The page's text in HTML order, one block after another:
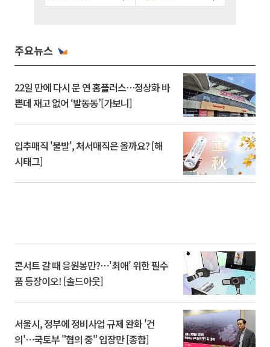
주요뉴스
22일 만에 다시 문 연 홈플러스…정상화 바
쁜데 재고 없어 ‘발동동’[가보니]
입추매직 '불발', 처서매직은 올까요? [해
시태그]
콘서트 갈 때 응원봉만?⋯'최애' 위한 필수
품 등장이오! [솔드아웃]
서울시, 정부에 정비사업 규제 완화 '건
의'⋯국토부 "협의 중" 입장만 [종합]